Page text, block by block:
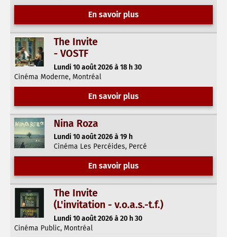
En savoir plus
The Invite
- VOSTF
Lundi 10 août 2026 à 18 h 30
Cinéma Moderne, Montréal
En savoir plus
Nina Roza
Lundi 10 août 2026 à 19 h
Cinéma Les Percéides, Percé
En savoir plus
The Invite
(L'invitation - v.o.a.s.-t.f.)
Lundi 10 août 2026 à 20 h 30
Cinéma Public, Montréal